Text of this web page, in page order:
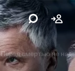
Перед смертью не